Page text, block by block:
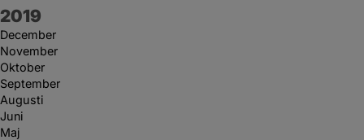
År:
2019
December
November
Oktober
September
Augusti
Juni
Maj